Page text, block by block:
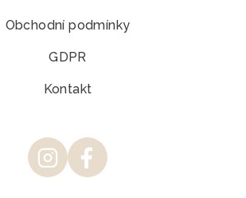
Obchodní podmínky
GDPR
Kontakt